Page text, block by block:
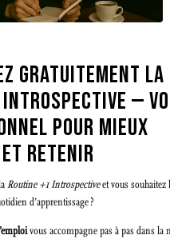
GRATUITEMENT LA
—
POUR MIEUX
RETENIR
Routine +1 Introspectiveet vous souhaitez
d’apprentissage ?
vous accompagne pas à pas dans la